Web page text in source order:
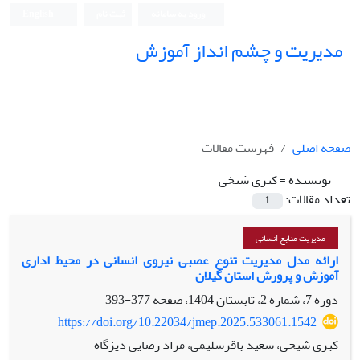
مدیریت و چشم انداز آموزش
صفحه اصلی
فهرست مقالات
نویسنده =کبری شیخی
تعداد مقالات:
1
مدیریت منابع انسانی
ارائه مدل مدیریت تنوع عصبی نیروی انسانی در محیط اداری
آموزش و پرورش استان گیلان
دوره 7، شماره 2، تابستان 1404، صفحه
377-393
https://doi.org/10.22034/jmep.2025.533061.1542
کبری شیخی، سعید باقرسلیمی، مراد رضایی دیزگاه